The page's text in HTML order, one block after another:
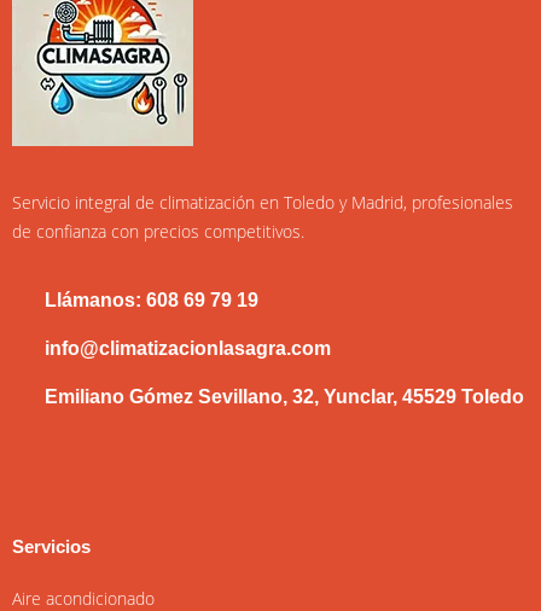
Servicio integral de climatización en Toledo y Madrid, profesionales
de confianza con precios competitivos.
Llámanos: 608 69 79 19
info@climatizacionlasagra.com
Emiliano Gómez Sevillano, 32, Yunclar, 45529 Toledo
Servicios
Aire acondicionado